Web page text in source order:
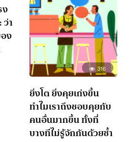
ว่า
ง
316
ยิ่งโต ยิ่งคุยเก่งขึ้น
ทำไมเราถึงชอบคุยกับ
คนอื่นมากขึ้น ทั้งที่
บางทีไม่รู้จักกันด้วยซ้ำ